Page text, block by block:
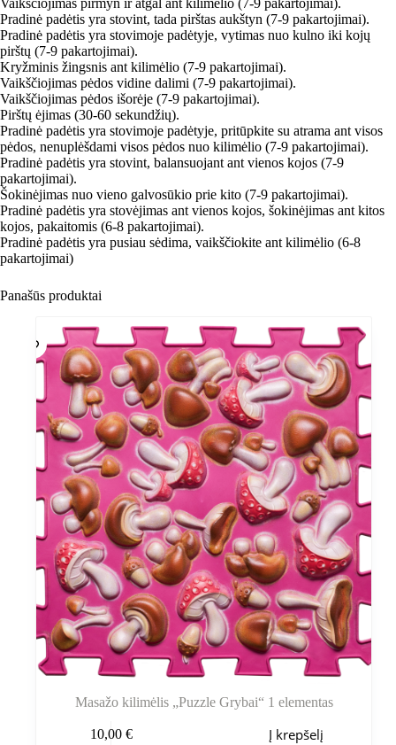
Pradinė padėtis yra stovint, tada pirštas aukštyn (7-9 pakartojimai).
Pradinė padėtis yra stovimoje padėtyje, vytimas nuo kulno iki kojų
pirštų (7-9 pakartojimai).
Kryžminis žingsnis ant kilimėlio (7-9 pakartojimai).
Vaikščiojimas pėdos vidine dalimi (7-9 pakartojimai).
Vaikščiojimas pėdos išorėje (7-9 pakartojimai).
Pirštų ėjimas (30-60 sekundžių).
Pradinė padėtis yra stovimoje padėtyje, pritūpkite su atrama ant visos
pėdos, nenuplėšdami visos pėdos nuo kilimėlio (7-9 pakartojimai).
Pradinė padėtis yra stovint, balansuojant ant vienos kojos (7-9
pakartojimai).
Šokinėjimas nuo vieno galvosūkio prie kito (7-9 pakartojimai).
Pradinė padėtis yra stovėjimas ant vienos kojos, šokinėjimas ant kitos
kojos, pakaitomis (6-8 pakartojimai).
Pradinė padėtis yra pusiau sėdima, vaikščiokite ant kilimėlio (6-8
pakartojimai)
Panašūs produktai
Masažo kilimėlis „Puzzle Grybai“ 1 elementas
10,00 € Į krepšelį